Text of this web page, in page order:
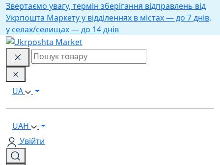
Звертаємо увагу, термін зберігання відправлень від
Укрпошта Маркету у відділеннях в містах — до 7 днів,
у селах/селищах — до 14 днів
UA
UAH
Увійти